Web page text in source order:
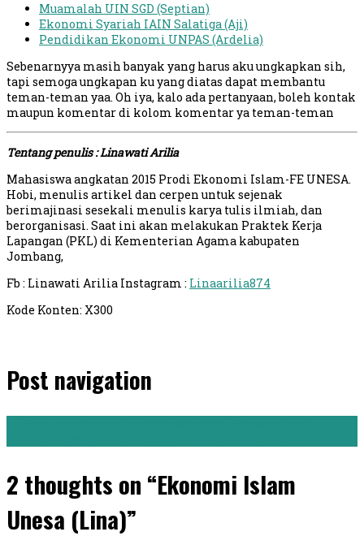
Muamalah UIN SGD (Septian)
Ekonomi Syariah IAIN Salatiga (Aji)
Pendidikan Ekonomi UNPAS (Ardelia)
Sebenarnyya masih banyak yang harus aku ungkapkan sih,
tapi semoga ungkapan ku yang diatas dapat membantu
teman-teman yaa. Oh iya, kalo ada pertanyaan, boleh kontak
maupun komentar di kolom komentar ya teman-teman
Tentang penulis : Linawati Arilia
Mahasiswa angkatan 2015 Prodi Ekonomi Islam-FE UNESA.
Hobi, menulis artikel dan cerpen untuk sejenak
berimajinasi sesekali menulis karya tulis ilmiah, dan
berorganisasi. Saat ini akan melakukan Praktek Kerja
Lapangan (PKL) di Kementerian Agama kabupaten
Jombang,
Fb : Linawati Arilia Instagram : Linaarilia874
Kode Konten: X300
Post navigation
2 thoughts on “Ekonomi Islam
Unesa (Lina)”